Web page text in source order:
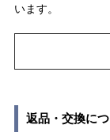
います。
返品・交換に